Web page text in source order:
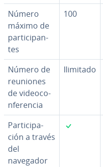
Número
máximo de
pa­r­ti­ci­pa­n­
tes
100
Número de
reuniones
de vi­deo­co­
n­fe­re­n­cia
Ilimitado
Pa­r­ti­ci­pa­
ción a través
del
navegador